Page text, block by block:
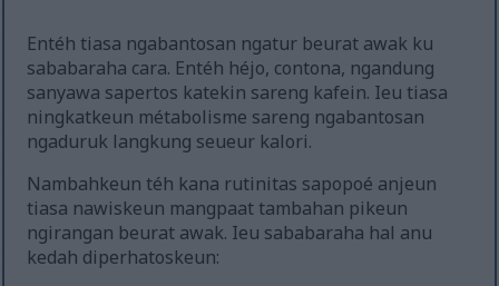
Entéh tiasa ngabantosan ngatur beurat awak ku
sababaraha cara. Entéh héjo, contona, ngandung
sanyawa sapertos katekin sareng kafein. Ieu tiasa
ningkatkeun métabolisme sareng ngabantosan
ngaduruk langkung seueur kalori.
Nambahkeun téh kana rutinitas sapopoé anjeun
tiasa nawiskeun mangpaat tambahan pikeun
ngirangan beurat awak. Ieu sababaraha hal anu
kedah diperhatoskeun: